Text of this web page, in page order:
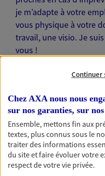
je m’adapte à votre
vous physique à votre
travail, une visio. Je
vous !
Nos offres
Épargne
Réalisez vos projets
Continuer
Chez AXA nous nous
sur nos garanties, sur nos
Ensemble, mettons fin aux
textes, plus connus sous le
traiter des informations
du site et faire évoluer votre
respect de votre vie privée.